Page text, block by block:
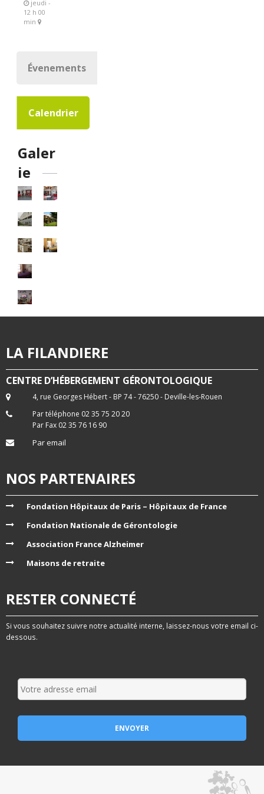
jeudi -
12 h 00
min
Évenements
Calendrier
Galer
ie
LA FILANDIERE
CENTRE D’HÉBERGEMENT GÉRONTOLOGIQUE
4, rue Georges Hébert - BP 74 - 76250 - Deville-les-Rouen
Par téléphone 02 35 75 20 20
Par Fax 02 35 76 16 90
Par email
NOS PARTENAIRES
Fondation Hôpitaux de Paris – Hôpitaux de France
Fondation Nationale de Gérontologie
Association France Alzheimer
Maisons de retraite
RESTER CONNECTÉ
Si vous souhaitez suivre notre actualité interne, laissez-nous votre email ci-
dessous.